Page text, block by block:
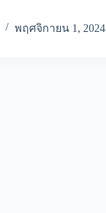
พฤศจิกายน 1, 2024